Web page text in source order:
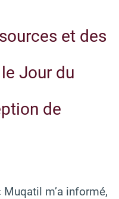
et des
Jour du
de
Muqatil m’a informé,